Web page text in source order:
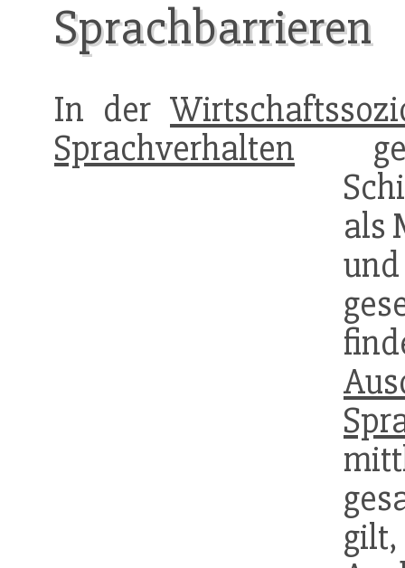
Sprachbarrieren
In der
Sprachverhalten
als